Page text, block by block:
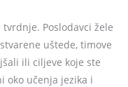
Poslodavci žele
uštede, timove
ili ciljeve koje ste
oko učenja jezika i